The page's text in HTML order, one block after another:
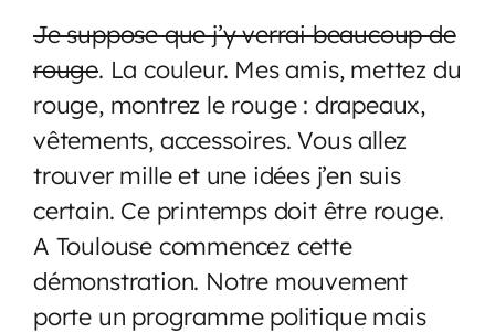
Je suppose que j’y verrai beaucoup de
rouge. La couleur. Mes amis, mettez du
rouge, montrez le rouge : drapeaux,
vêtements, accessoires. Vous allez
trouver mille et une idées j’en suis
certain. Ce printemps doit être rouge.
A Toulouse commencez cette
démonstration. Notre mouvement
porte un programme politique mais